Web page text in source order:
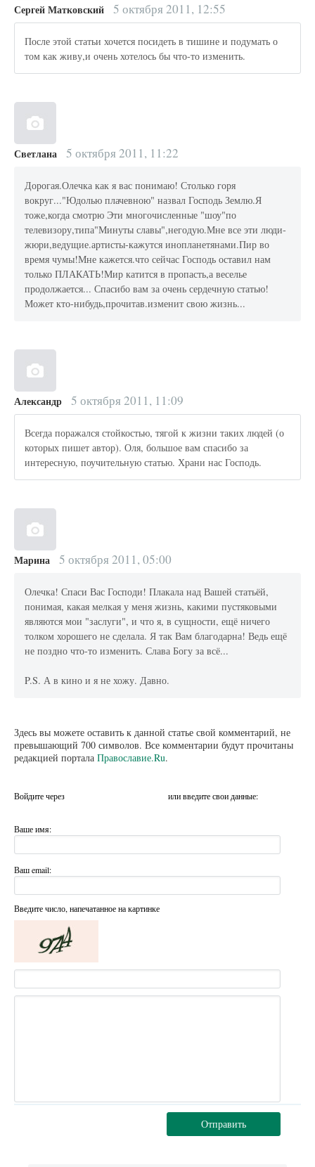
Сергей Матковский 5 октября 2011, 12:55
После этой статьи хочется посидеть в тишине и подумать о
том как живу,и очень хотелось бы что-то изменить.
Светлана 5 октября 2011, 11:22
Дорогая.Олечка как я вас понимаю! Столько горя
вокруг..."Юдолью плачевною" назвал Господь Землю.Я
тоже,когда смотрю Эти многочисленные "шоу"по
телевизору,типа"Минуты славы",негодую.Мне все эти люди-
жюри,ведущие.артисты-кажутся инопланетянами.Пир во
время чумы!Мне кажется.что сейчас Господь оставил нам
только ПЛАКАТЬ!Мир катится в пропасть,а веселье
продолжается... Спасибо вам за очень сердечную статью!
Может кто-нибудь,прочитав.изменит свою жизнь...
Александр 5 октября 2011, 11:09
Всегда поражался стойкостью, тягой к жизни таких людей (о
которых пишет автор). Оля, большое вам спасибо за
интересную, поучительную статью. Храни нас Господь.
Марина 5 октября 2011, 05:00
Олечка! Спаси Вас Господи! Плакала над Вашей статьёй,
понимая, какая мелкая у меня жизнь, какими пустяковыми
являются мои "заслуги", и что я, в сущности, ещё ничего
толком хорошего не сделала. Я так Вам благодарна! Ведь ещё
не поздно что-то изменить. Слава Богу за всё...
P.S. А в кино и я не хожу. Давно.
Здесь вы можете оставить к данной статье свой комментарий, не
превышающий 700 символов. Все комментарии будут прочитаны
редакцией портала Православие.Ru.
Войдите через или введите свои данные:
Ваше имя:
Ваш email:
Введите число, напечатанное на картинке
Отправить